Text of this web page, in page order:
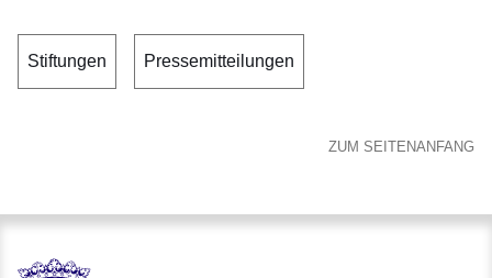
Stiftungen Pressemitteilungen
ZUM SEITENANFANG